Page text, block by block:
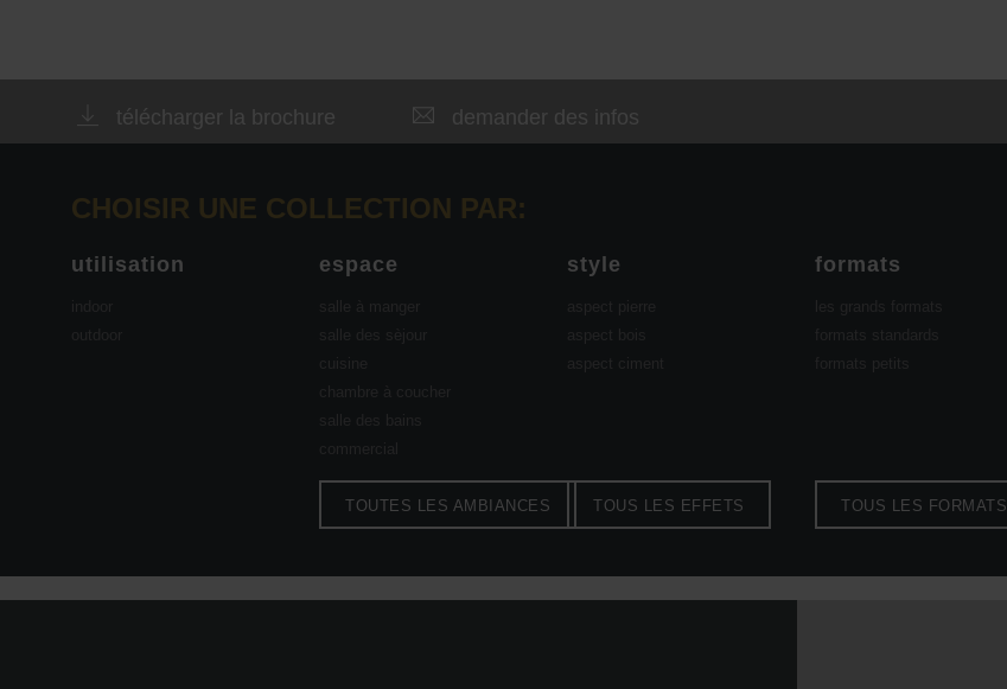
télécharger la brochure demander des infos
CHOISIR UNE COLLECTION PAR:
utilisation espace
TOUTES LES AMBIANCES
style
TOUS LES EFFETS
formats
TOUS LES FORMATS